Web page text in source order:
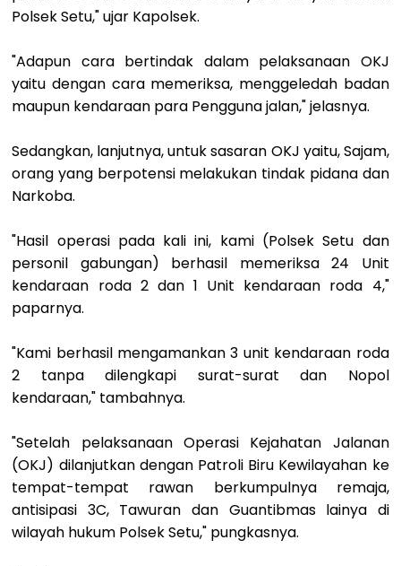
Polsek Setu," ujar Kapolsek.
"Adapun cara bertindak dalam pelaksanaan OKJ
yaitu dengan cara memeriksa, menggeledah badan
maupun kendaraan para Pengguna jalan," jelasnya.
Sedangkan, lanjutnya, untuk sasaran OKJ yaitu, Sajam,
orang yang berpotensi melakukan tindak pidana dan
Narkoba.
"Hasil operasi pada kali ini, kami (Polsek Setu dan
personil gabungan) berhasil memeriksa 24 Unit
kendaraan roda 2 dan 1 Unit kendaraan roda 4,"
paparnya.
"Kami berhasil mengamankan 3 unit kendaraan roda
2 tanpa dilengkapi surat-surat dan Nopol
kendaraan," tambahnya.
"Setelah pelaksanaan Operasi Kejahatan Jalanan
(OKJ) dilanjutkan dengan Patroli Biru Kewilayahan ke
tempat-tempat rawan berkumpulnya remaja,
antisipasi 3C, Tawuran dan Guantibmas lainya di
wilayah hukum Polsek Setu," pungkasnya.